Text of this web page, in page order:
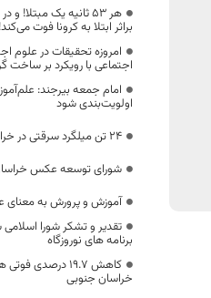
براثر ابتلا به کرونا فوت
امروزه تحقیقات در علوم
اجتماعی با رویکرد بر ساخت
امام جمعه بیرجند:
اولویت‌بندی شود
۲۴ تن میلگرد سرقتی در خراسان جنوبی کشف شد
شورای توسعه عکس
آموزش و پرورش به معنای
تقدیر و تشکر شورا
برنامه های نوروزگاه
کاهش ۱۹.۷ درصدی
خراسان جنوبی